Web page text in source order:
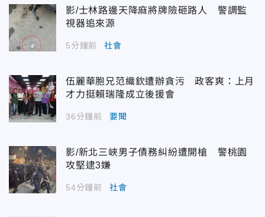
影/士林路邊天降麻將牌險砸路人 警調監
視器追來源
5分鐘前 社會
伍麗華胞兄范織欽遭辦貪污 政客爽：上月
才力挺賴瑞隆成立後援會
36分鐘前 要聞
影/新北三峽男子債務糾紛遭開槍 警桃園
攻堅逮3嫌
54分鐘前 社會